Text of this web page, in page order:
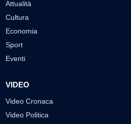
Attualità
Cultura
Economia
Sport
Eventi
VIDEO
Video Cronaca
Video Politica